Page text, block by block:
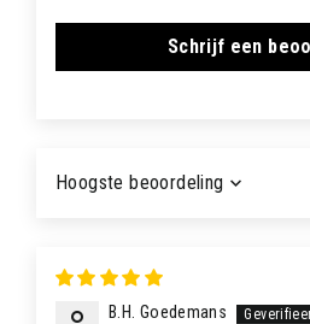
Schrijf een
Sort by
B.H. Goedemans